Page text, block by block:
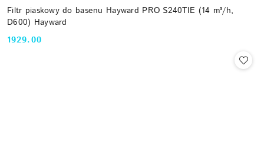
Filtr piaskowy do basenu Hayward PRO S240TIE (14 m³/h,
D600) Hayward
Cena:
1929.00